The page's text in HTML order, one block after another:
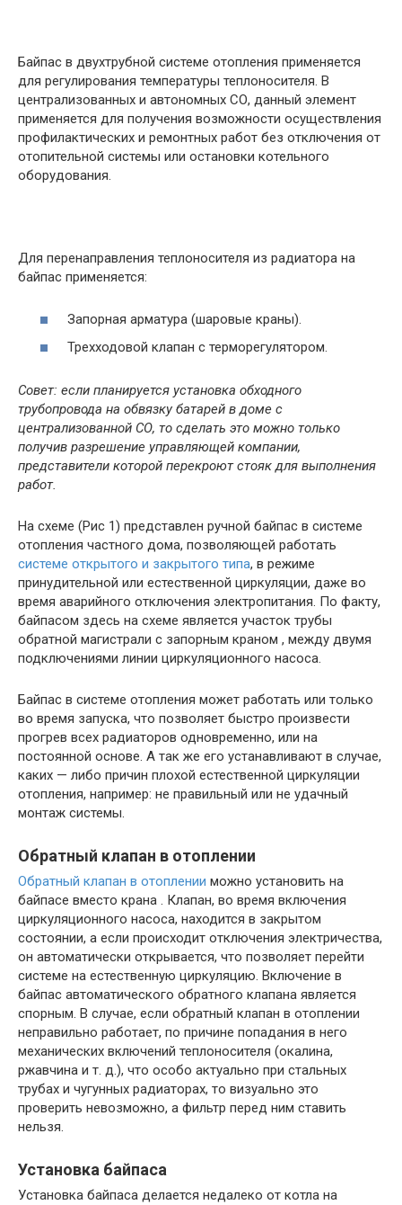
Байпас в двухтрубной системе отопления применяется
для регулирования температуры теплоносителя. В
централизованных и автономных СО, данный элемент
применяется для получения возможности осуществления
профилактических и ремонтных работ без отключения от
отопительной системы или остановки котельного
оборудования.
Для перенаправления теплоносителя из радиатора на
байпас применяется:
Запорная арматура (шаровые краны).
Трехходовой клапан с терморегулятором.
Совет: если планируется установка обходного
трубопровода на обвязку батарей в доме с
централизованной СО, то сделать это можно только
получив разрешение управляющей компании,
представители которой перекроют стояк для выполнения
работ.
На схеме (Рис 1) представлен ручной байпас в системе
отопления частного дома, позволяющей работать
системе открытого и закрытого типа, в режиме
принудительной или естественной циркуляции, даже во
время аварийного отключения электропитания. По факту,
байпасом здесь на схеме является участок трубы
обратной магистрали с запорным краном , между двумя
подключениями линии циркуляционного насоса.
Байпас в системе отопления может работать или только
во время запуска, что позволяет быстро произвести
прогрев всех радиаторов одновременно, или на
постоянной основе. А так же его устанавливают в случае,
каких — либо причин плохой естественной циркуляции
отопления, например: не правильный или не удачный
монтаж системы.
Обратный клапан в отоплении
Обратный клапан в отоплении можно установить на
байпасе вместо крана . Клапан, во время включения
циркуляционного насоса, находится в закрытом
состоянии, а если происходит отключения электричества,
он автоматически открывается, что позволяет перейти
системе на естественную циркуляцию. Включение в
байпас автоматического обратного клапана является
спорным. В случае, если обратный клапан в отоплении
неправильно работает, по причине попадания в него
механических включений теплоносителя (окалина,
ржавчина и т. д.), что особо актуально при стальных
трубах и чугунных радиаторах, то визуально это
проверить невозможно, а фильтр перед ним ставить
нельзя.
Установка байпаса
Установка байпаса делается недалеко от котла на